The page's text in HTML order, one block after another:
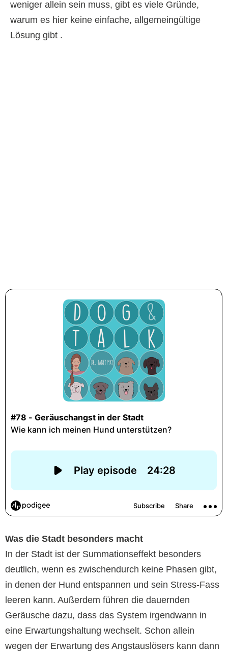
weniger allein sein muss, gibt es viele Gründe,
warum es hier keine einfache, allgemeingültige
Lösung gibt .
Was die Stadt besonders macht
In der Stadt ist der Summationseffekt besonders
deutlich, wenn es zwischendurch keine Phasen gibt,
in denen der Hund entspannen und sein Stress-Fass
leeren kann. Außerdem führen die dauernden
Geräusche dazu, dass das System irgendwann in
eine Erwartungshaltung wechselt. Schon allein
wegen der Erwartung des Angstauslösers kann dann